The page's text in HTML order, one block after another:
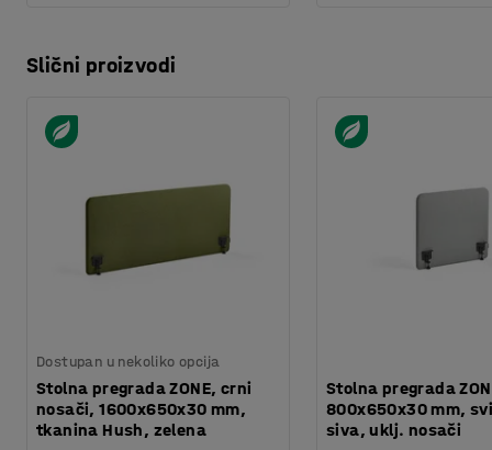
Slični proizvodi
Dostupan u nekoliko opcija
Stolna pregrada ZONE, crni
nosači, 1600x650x30 mm,
tkanina Hush, zelena
Stolna pregrada
800x650x30 mm,
siva, uklj. nosači